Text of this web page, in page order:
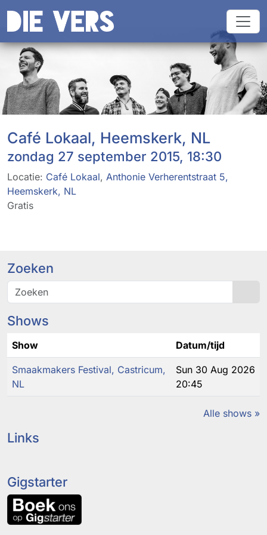
Café Lokaal, Heemskerk, NL
zondag 27 september 2015, 18:30
Locatie: Café Lokaal, Anthonie Verherentstraat 5,
Heemskerk, NL
Gratis
Zoeken
Shows
Show Datum/tijd
Smaakmakers Festival, Castricum,
NL
Sun 30 Aug 2026
20:45
Alle shows »
Links
Gigstarter